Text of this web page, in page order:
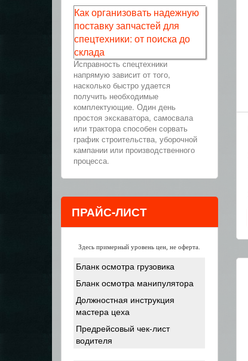
Как организовать надежную
поставку запчастей для
спецтехники: от поиска до
склада
Исправность спецтехники
напрямую зависит от того,
насколько быстро удается
получить необходимые
комплектующие. Один день
простоя экскаватора, самосвала
или трактора способен сорвать
график строительства, уборочной
кампании или производственного
процесса.
ПРАЙС-ЛИСТ
Здесь примерный уровень цен, не оферта.
Бланк осмотра грузовика
Бланк осмотра манипулятора
Должностная инструкция
мастера цеха
Предрейсовый чек-лист
водителя